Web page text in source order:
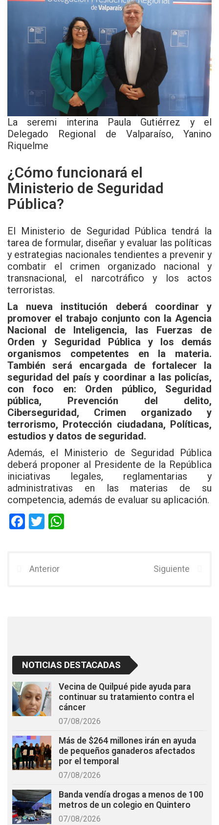
La seremi interina Paula Gutiérrez y el
Delegado Regional de Valparaíso, Yanino
Riquelme
¿Cómo funcionará el
Ministerio de Seguridad
Pública?
El Ministerio de Seguridad Pública tendrá la
tarea de formular, diseñar y evaluar las políticas
y estrategias nacionales tendientes a prevenir y
combatir el crimen organizado nacional y
transnacional, el narcotráfico y los actos
terroristas.
La nueva institución deberá coordinar y
promover el trabajo conjunto con la Agencia
Nacional de Inteligencia, las Fuerzas de
Orden y Seguridad Pública y los demás
organismos competentes en la materia.
También será encargada de fortalecer la
seguridad del país y coordinar a las policías,
con foco en: Orden público, Seguridad
pública, Prevención del delito,
Ciberseguridad, Crimen organizado y
terrorismo, Protección ciudadana, Políticas,
estudios y datos de seguridad.
Además, el Ministerio de Seguridad Pública
deberá proponer al Presidente de la República
iniciativas legales, reglamentarias y
administrativas en las materias de su
competencia, además de evaluar su aplicación.
F
b
T
er
Anterior Siguiente
NOTICIAS DESTACADAS
Vecina de Quilpué pide ayuda para
continuar su tratamiento contra el
cáncer
07/08/2026
Más de $264 millones irán en ayuda
de pequeños ganaderos afectados
por el temporal
07/08/2026
Banda vendía drogas a menos de 100
metros de un colegio en Quintero
07/08/2026